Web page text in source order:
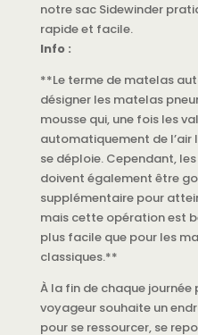
notre sac Sidewinder
rapide et facile.
Info :
**Le terme de matelas
désigner les matelas
mousse qui, une fois les
automatiquement de l’air
se déploie. Cependant,
doivent également être
supplémentaire pour
mais cette opération est
plus facile que pour les
classiques.**
À la fin de chaque
voyageur souhaite un
pour se ressourcer, se